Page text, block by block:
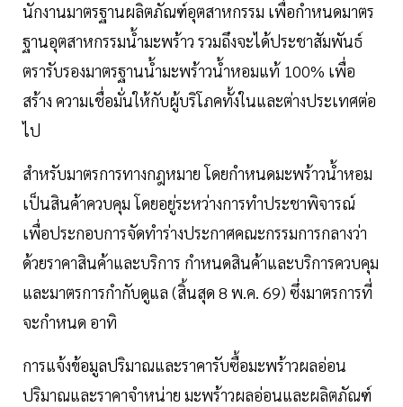
นักงานมาตรฐานผลิตภัณฑ์อุตสาหกรรม เพื่อกําหนดมาตร
ฐานอุตสาหกรรมนํ้ามะพร้าว รวมถึงจะได้ประชาสัมพันธ์
ตรารับรองมาตรฐานนํ้ามะพร้าวนํ้าหอมแท้ 100% เพื่อ
สร้าง ความเชื่อมั่นให้กับผู้บริโภคทั้งในและต่างประเทศต่อ
ไป
สำหรับมาตรการทางกฎหมาย โดยกําหนดมะพร้าวนํ้าหอม
เป็นสินค้าควบคุม โดยอยู่ระหว่างการทําประชาพิจารณ์
เพื่อประกอบการจัดทําร่างประกาศคณะกรรมการกลางว่า
ด้วยราคาสินค้าและบริการ กําหนดสินค้าและบริการควบคุม
และมาตรการกํากับดูแล (สิ้นสุด 8 พ.ค. 69) ซึ่งมาตรการที่
จะกําหนด อาทิ
การแจ้งข้อมูลปริมาณและราคารับซื้อมะพร้าวผลอ่อน
ปริมาณและราคาจําหน่าย มะพร้าวผลอ่อนและผลิตภัณฑ์